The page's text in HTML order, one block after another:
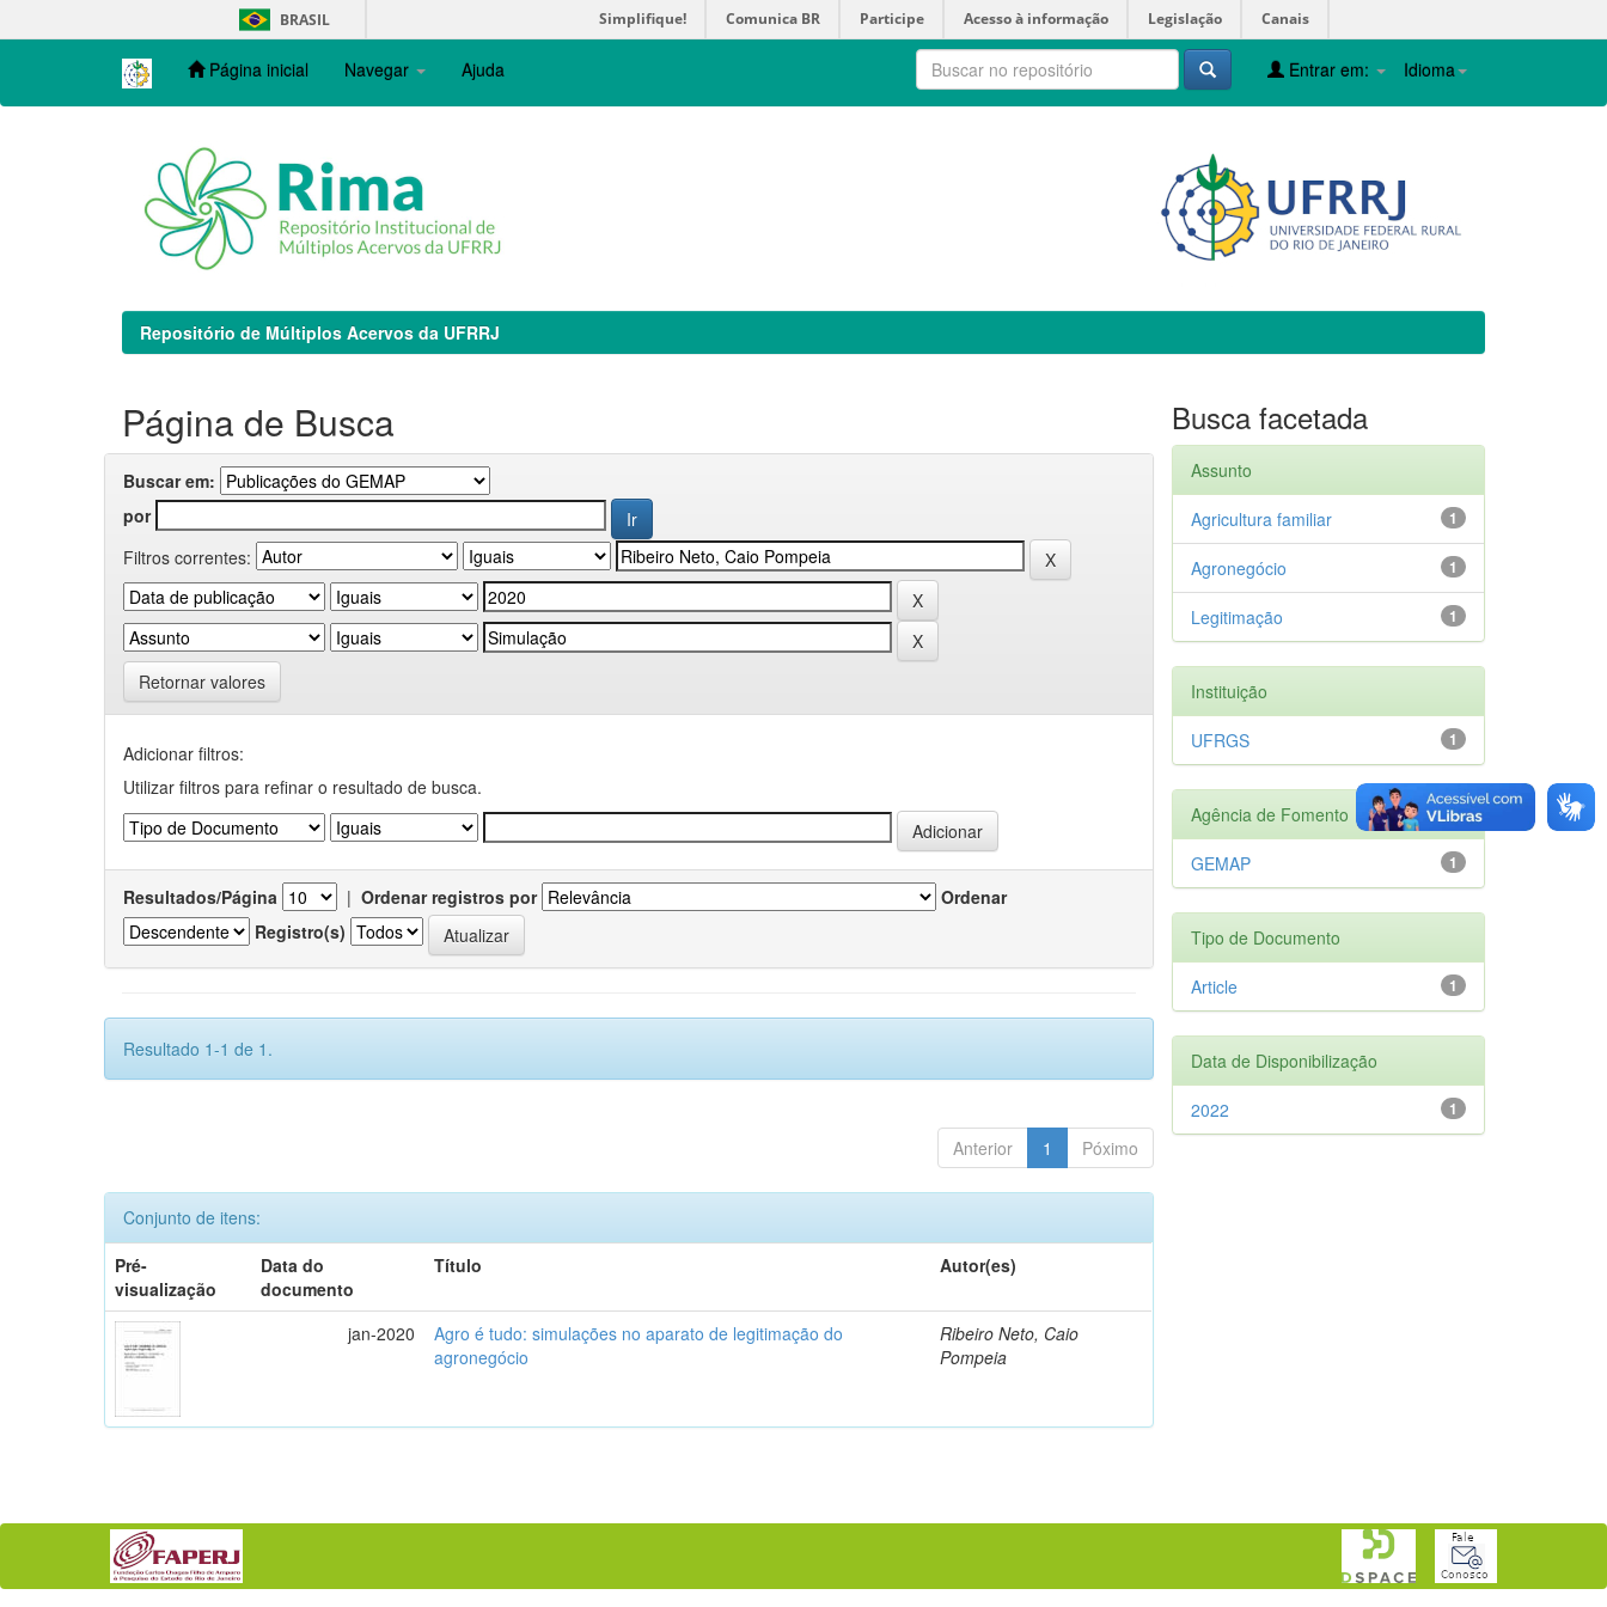
navigation
BRASIL Simplifique! Comunica BR Participe Acesso à informação Legislação Canais
Página inicial Navegar Ajuda Idioma
Entrar em:
Repositório de Múltiplos Acervos da UFRRJ
Página de Busca
Buscar em:
por
Filtros correntes:
Retornar valores
Adicionar filtros:
Utilizar filtros para refinar o resultado de busca.
Resultados/Página | Ordenar registros por
Ordenar
Registro(s)
Resultado 1-1 de 1.
Anterior 1 Póximo
Conjunto de itens:
Pré-
visualização
Data do
documento
Título Autor(es)
jan-2020
Agro é tudo: simulações no aparato de legitimação do
agronegócio
Ribeiro Neto, Caio
Pompeia
Busca facetada
Assunto
1
Agricultura familiar
1
Agronegócio
1
Legitimação
Instituição
1
UFRGS
Agência de Fomento
1
GEMAP
Tipo de Documento
1
Article
Data de Disponibilização
1
2022